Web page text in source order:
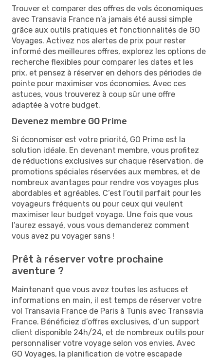
Trouver et comparer des offres de vols économiques
avec Transavia France n’a jamais été aussi simple
grâce aux outils pratiques et fonctionnalités de GO
Voyages. Activez nos alertes de prix pour rester
informé des meilleures offres, explorez les options de
recherche flexibles pour comparer les dates et les
prix, et pensez à réserver en dehors des périodes de
pointe pour maximiser vos économies. Avec ces
astuces, vous trouverez à coup sûr une offre
adaptée à votre budget.
Devenez membre GO Prime
Si économiser est votre priorité, GO Prime est la
solution idéale. En devenant membre, vous profitez
de réductions exclusives sur chaque réservation, de
promotions spéciales réservées aux membres, et de
nombreux avantages pour rendre vos voyages plus
abordables et agréables. C’est l’outil parfait pour les
voyageurs fréquents ou pour ceux qui veulent
maximiser leur budget voyage. Une fois que vous
l’aurez essayé, vous vous demanderez comment
vous avez pu voyager sans !
Prêt à réserver votre prochaine
aventure ?
Maintenant que vous avez toutes les astuces et
informations en main, il est temps de réserver votre
vol Transavia France de Paris à Tunis avec Transavia
France. Bénéficiez d’offres exclusives, d’un support
client disponible 24h/24, et de nombreux outils pour
personnaliser votre voyage selon vos envies. Avec
GO Voyages, la planification de votre escapade